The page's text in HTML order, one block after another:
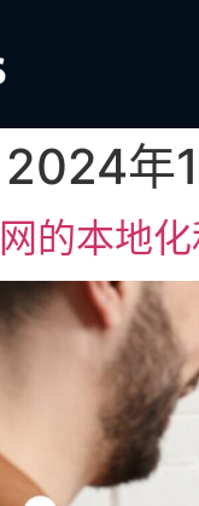
2024年
的本地